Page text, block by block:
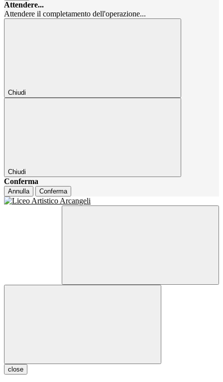
Attendere...
Attendere il completamento dell'operazione...
Chiudi
Chiudi
Conferma
Annulla Conferma
close